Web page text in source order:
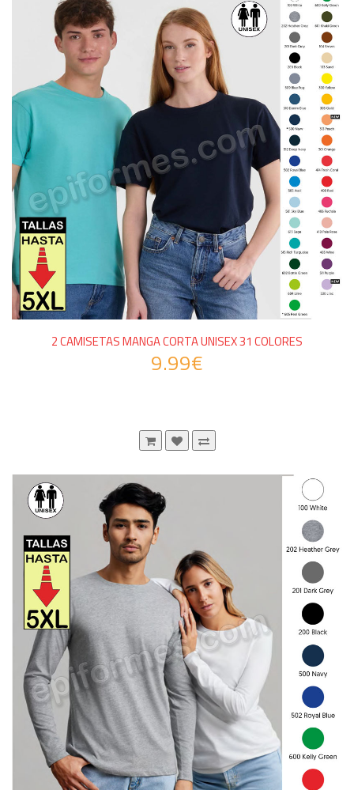
2 CAMISETAS MANGA CORTA UNISEX 31 COLORES
9.99€